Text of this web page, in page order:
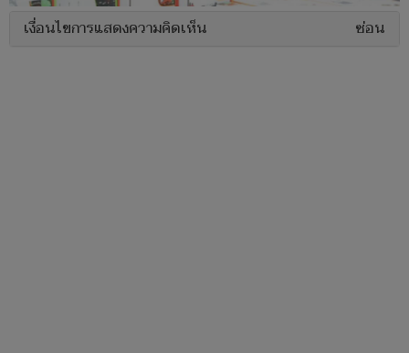
เงื่อนไขการแสดงความคิดเห็น ซ่อน